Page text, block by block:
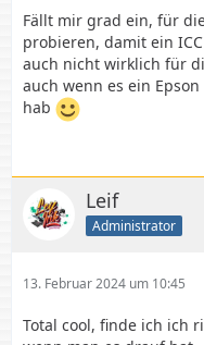
Fällt mir grad ein, für
probieren, damit ein
auch nicht wirklich für
auch wenn es ein
hab
Leif
Administrator
13. Februar 2024 um 10:45
Total cool, finde ich ich